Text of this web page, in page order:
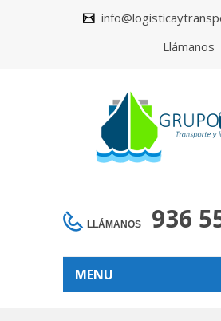
Llámanos
LLÁMANOS 936
MENU